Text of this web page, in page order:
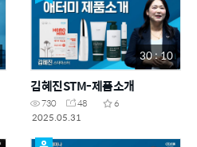
30 : 10
김혜진STM-제품소개
730 48
6
2025.05.31